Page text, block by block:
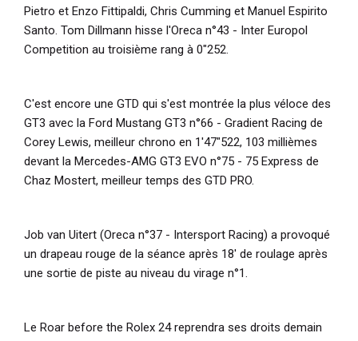
Pietro et Enzo Fittipaldi, Chris Cumming et Manuel Espirito
Santo. Tom Dillmann hisse l'Oreca n°43 - Inter Europol
Competition au troisième rang à 0"252.
C'est encore une GTD qui s'est montrée la plus véloce des
GT3 avec la Ford Mustang GT3 n°66 - Gradient Racing de
Corey Lewis, meilleur chrono en 1'47"522, 103 millièmes
devant la Mercedes-AMG GT3 EVO n°75 - 75 Express de
Chaz Mostert, meilleur temps des GTD PRO.
Job van Uitert (Oreca n°37 - Intersport Racing) a provoqué
un drapeau rouge de la séance après 18' de roulage après
une sortie de piste au niveau du virage n°1.
Le Roar before the Rolex 24 reprendra ses droits demain